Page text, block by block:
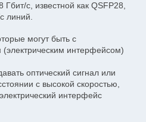
с, известной как QSFP28,
линий.
могут быть с
интерфейсом)
оптический сигнал или
с высокой скоростью,
интерфейс